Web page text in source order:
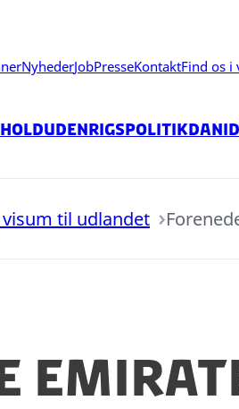
NyhederJobPresseKontaktFind os i
Udenrigspolitik
visum til udlandet